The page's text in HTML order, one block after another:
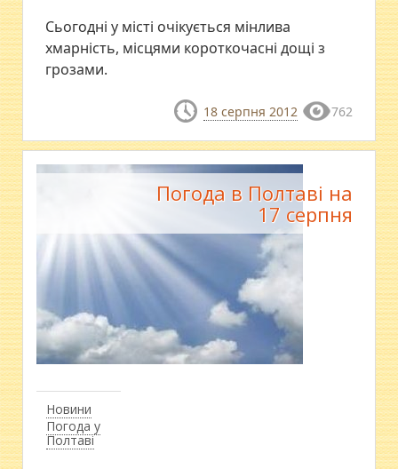
Сьогодні у місті очікується мінлива
хмарність, місцями короткочасні дощі з
грозами.
18 серпня 2012 762
Новини
Погода у
Полтаві
Погода в Полтаві на
17 серпня